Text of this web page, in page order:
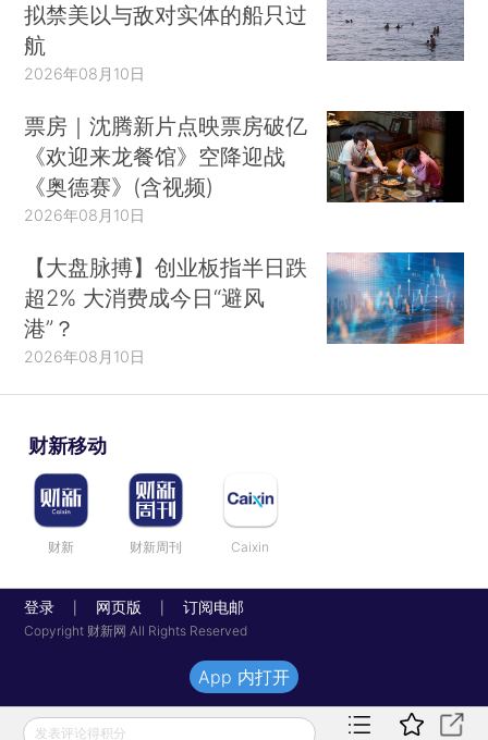
拟禁美以与敌对实体的船只过
航
2026年08月10日
票房｜沈腾新片点映票房破亿
《欢迎来龙餐馆》空降迎战
《奥德赛》(含视频)
2026年08月10日
【大盘脉搏】创业板指半日跌
超2% 大消费成今日“避风
港”？
2026年08月10日
财新移动
财新 财新周刊 Caixin
登录 网页版 订阅电邮
Copyright 财新网 All Rights Reserved
发表评论得积分
App 内打开